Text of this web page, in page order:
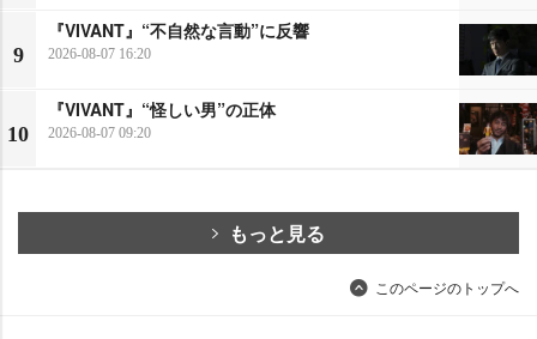
9
『VIVANT』“不自然な言動”に反響
2026-08-07 16:20
10
『VIVANT』“怪しい男”の正体
2026-08-07 09:20
もっと見る
このページのトップへ